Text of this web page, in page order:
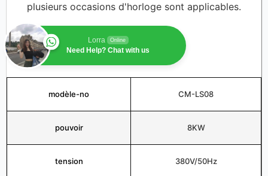
plusieurs occasions d'horloge sont applicables.
Lorra Online
Need Help? Chat with us
modèle-no CM-LS08
pouvoir 8KW
tension 380V/50Hz